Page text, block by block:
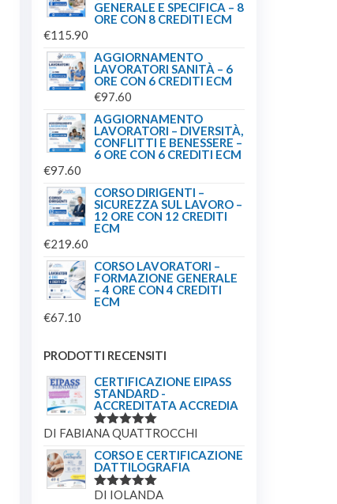
GENERALE E SPECIFICA – 8
ORE CON 8 CREDITI ECM
€115.90
AGGIORNAMENTO
LAVORATORI SANITÀ – 6
ORE CON 6 CREDITI ECM
€97.60
AGGIORNAMENTO
LAVORATORI – DIVERSITÀ,
CONFLITTI E BENESSERE –
6 ORE CON 6 CREDITI ECM
€97.60
CORSO DIRIGENTI –
SICUREZZA SUL LAVORO –
12 ORE CON 12 CREDITI
ECM
€219.60
CORSO LAVORATORI –
FORMAZIONE GENERALE
– 4 ORE CON 4 CREDITI
ECM
€67.10
PRODOTTI RECENSITI
CERTIFICAZIONE EIPASS
STANDARD -
ACCREDITATA ACCREDIA
VALUTATO
DI FABIANA QUATTROCCHI
CORSO E CERTIFICAZIONE
DATTILOGRAFIA
VALUTATO
DI IOLANDA